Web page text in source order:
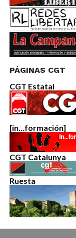
PÁGINAS CGT
CGT Estatal
[in…formación]
CGT Catalunya
Ruesta